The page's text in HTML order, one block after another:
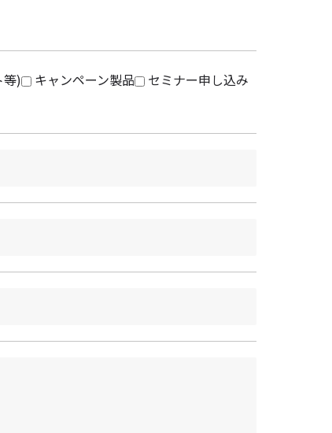
等) キャンペーン製品
セミナー申し込み